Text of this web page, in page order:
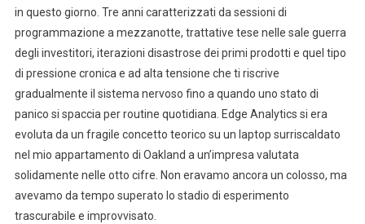
in questo giorno. Tre anni caratterizzati da sessioni di
programmazione a mezzanotte, trattative tese nelle sale guerra
degli investitori, iterazioni disastrose dei primi prodotti e quel tipo
di pressione cronica e ad alta tensione che ti riscrive
gradualmente il sistema nervoso fino a quando uno stato di
panico si spaccia per routine quotidiana. Edge Analytics si era
evoluta da un fragile concetto teorico su un laptop surriscaldato
nel mio appartamento di Oakland a un’impresa valutata
solidamente nelle otto cifre. Non eravamo ancora un colosso, ma
avevamo da tempo superato lo stadio di esperimento
trascurabile e improvvisato.